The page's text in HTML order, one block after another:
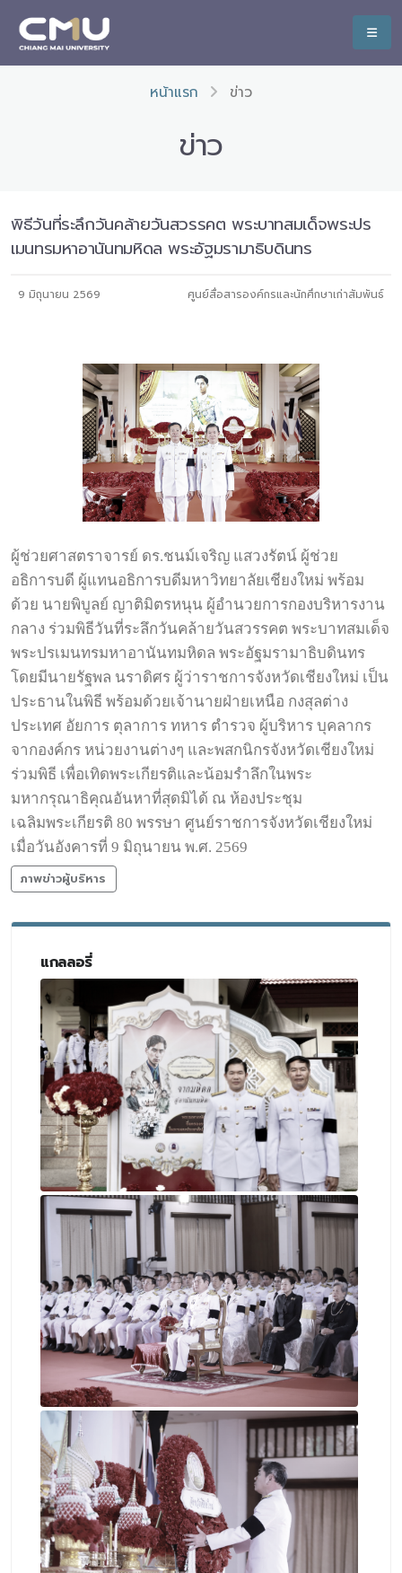
หน้าแรก ข่าว
ข่าว
พิธีวันที่ระลึกวันคล้ายวันสวรรคต พระบาทสมเด็จพระปร
เมนทรมหาอานันทมหิดล พระอัฐมรามาธิบดินทร
9 มิถุนายน 2569 ศูนย์สื่อสารองค์กรและนักศึกษาเก่าสัมพันธ์
ผู้ช่วยศาสตราจารย์ ดร.ชนม์เจริญ แสวงรัตน์ ผู้ช่วย
อธิการบดี ผู้แทนอธิการบดีมหาวิทยาลัยเชียงใหม่ พร้อม
ด้วย นายพิบูลย์ ญาติมิตรหนุน ผู้อำนวยการกองบริหารงาน
กลาง ร่วมพิธีวันที่ระลึกวันคล้ายวันสวรรคต พระบาทสมเด็จ
พระปรเมนทรมหาอานันทมหิดล พระอัฐมรามาธิบดินทร
โดยมีนายรัฐพล นราดิศร ผู้ว่าราชการจังหวัดเชียงใหม่ เป็น
ประธานในพิธี พร้อมด้วยเจ้านายฝ่ายเหนือ กงสุลต่าง
ประเทศ อัยการ ตุลาการ ทหาร ตำรวจ ผู้บริหาร บุคลากร
จากองค์กร หน่วยงานต่างๆ และพสกนิกรจังหวัดเชียงใหม่
ร่วมพิธี เพื่อเทิดพระเกียรติและน้อมรำลึกในพระ
มหากรุณาธิคุณอันหาที่สุดมิได้ ณ ห้องประชุม
เฉลิมพระเกียรติ 80 พรรษา ศูนย์ราชการจังหวัดเชียงใหม่
เมื่อวันอังคารที่ 9 มิถุนายน พ.ศ. 2569
ภาพข่าวผู้บริหาร
แกลลอรี่